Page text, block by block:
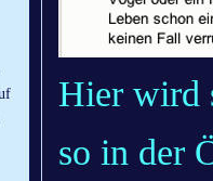
Hier wird
so in der